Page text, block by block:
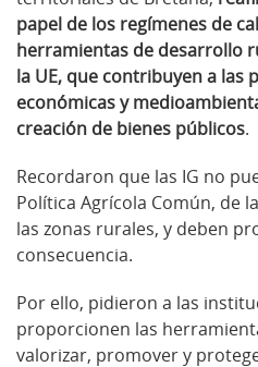
papel de los regímenes de
herramientas de desarrollo
la UE, que contribuyen a las
económicas y
creación de bienes públicos.
Recordaron que las IG no
Política Agrícola Común, de
las zonas rurales, y deben
consecuencia.
Por ello, pidieron a las
proporcionen las
valorizar, promover y